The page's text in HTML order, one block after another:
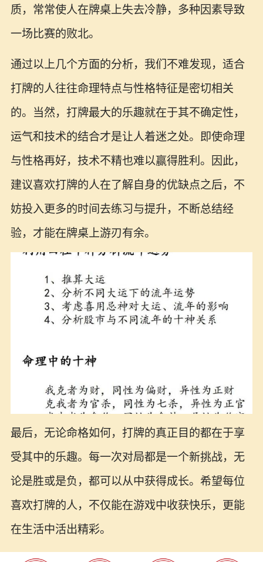
质，常常使人在牌桌上失去冷静，多种因素导致
一场比赛的败北。
通过以上几个方面的分析，我们不难发现，适合
打牌的人往往命理特点与性格特征是密切相关
的。当然，打牌最大的乐趣就在于其不确定性，
运气和技术的结合才是让人着迷之处。即使命理
与性格再好，技术不精也难以赢得胜利。因此，
建议喜欢打牌的人在了解自身的优缺点之后，不
妨投入更多的时间去练习与提升，不断总结经
验，才能在牌桌上游刃有余。
最后，无论命格如何，打牌的真正目的都在于享
受其中的乐趣。每一次对局都是一个新挑战，无
论是胜或是负，都可以从中获得成长。希望每位
喜欢打牌的人，不仅能在游戏中收获快乐，更能
在生活中活出精彩。